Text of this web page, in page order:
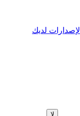
لا